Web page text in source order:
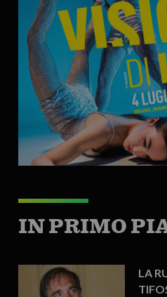
IN PRIMO
LA